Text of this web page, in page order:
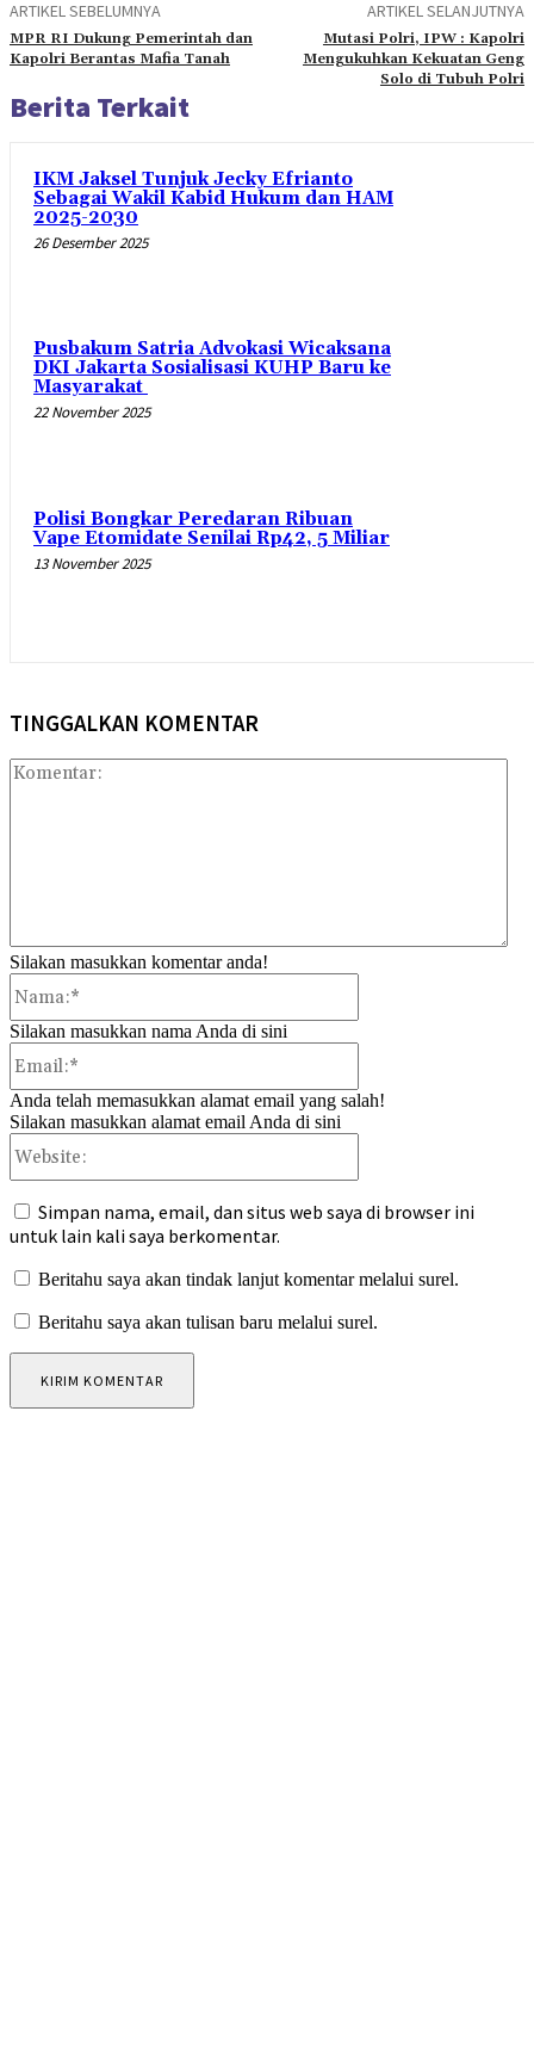
ARTIKEL SEBELUMNYA
MPR RI Dukung Pemerintah dan
Kapolri Berantas Mafia Tanah
ARTIKEL SELANJUTNYA
Mutasi Polri, IPW : Kapolri
Mengukuhkan Kekuatan Geng
Solo di Tubuh Polri
Berita Terkait
IKM Jaksel Tunjuk Jecky Efrianto
Sebagai Wakil Kabid Hukum dan HAM
2025-2030
26 Desember 2025
Pusbakum Satria Advokasi Wicaksana
DKI Jakarta Sosialisasi KUHP Baru ke
Masyarakat
22 November 2025
Polisi Bongkar Peredaran Ribuan
Vape Etomidate Senilai Rp42, 5 Miliar
13 November 2025
TINGGALKAN KOMENTAR
Silakan masukkan komentar anda!
Silakan masukkan nama Anda di sini
Anda telah memasukkan alamat email yang salah!
Silakan masukkan alamat email Anda di sini
Simpan nama, email, dan situs web saya di browser ini
untuk lain kali saya berkomentar.
Beritahu saya akan tindak lanjut komentar melalui surel.
Beritahu saya akan tulisan baru melalui surel.